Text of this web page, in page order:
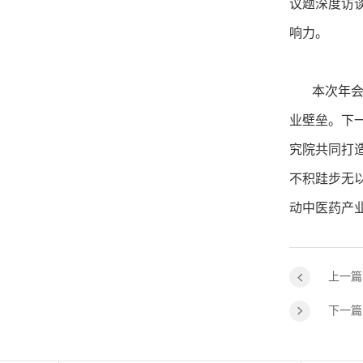
议题深度访
响力。
本次年会
业壁垒。下
究院共同打
不积跬步无
动中医药产
上一
下一